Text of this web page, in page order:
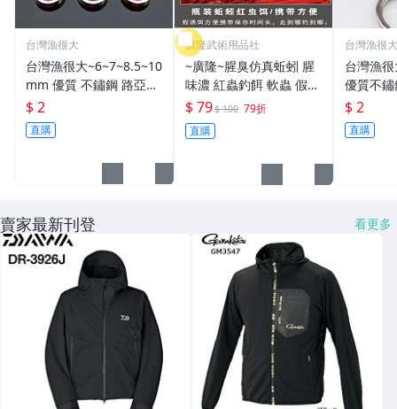
台灣漁很大
台灣漁很大~6~7~8.5~10
mm 優質 不鏽鋼 路亞環
S型開口 扁平 打扁 打平
$ 2
直購
廣隆武術用品社
~廣隆~腥臭仿真蚯蚓 腥
味濃 紅蟲釣餌 軟蟲 假蚯
蚓 海魚餌 紅蟲 路亞餌
假餌 誘餌 仿生餌 擬餌
路亞軟餌
$ 79$ 100 79折
直購
台灣漁很大
台灣漁
優質不
平 打扁 打平
雙環 路亞
路亞環
$ 2
直購
賣家最新刊登 看更多